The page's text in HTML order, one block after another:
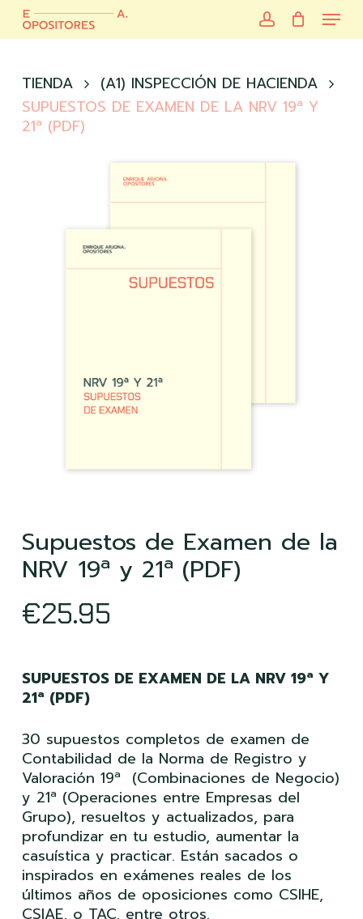
Skip
account
Menu
TIENDA
(A1) INSPECCIÓN DE HACIENDA
SUPUESTOS DE EXAMEN DE LA NRV 19ª Y
21ª (PDF)
Supuestos de Examen de la
NRV 19ª y 21ª (PDF)
€25.95
SUPUESTOS DE EXAMEN DE LA NRV 19ª Y
21ª (PDF)
30 supuestos completos de examen de
Contabilidad de la Norma de Registro y
Valoración 19ª (Combinaciones de Negocio)
y 21ª (Operaciones entre Empresas del
Grupo), resueltos y actualizados, para
profundizar en tu estudio, aumentar la
casuística y practicar. Están sacados o
inspirados en exámenes reales de los
últimos años de oposiciones como CSIHE,
CSIAE, o TAC, entre otros.